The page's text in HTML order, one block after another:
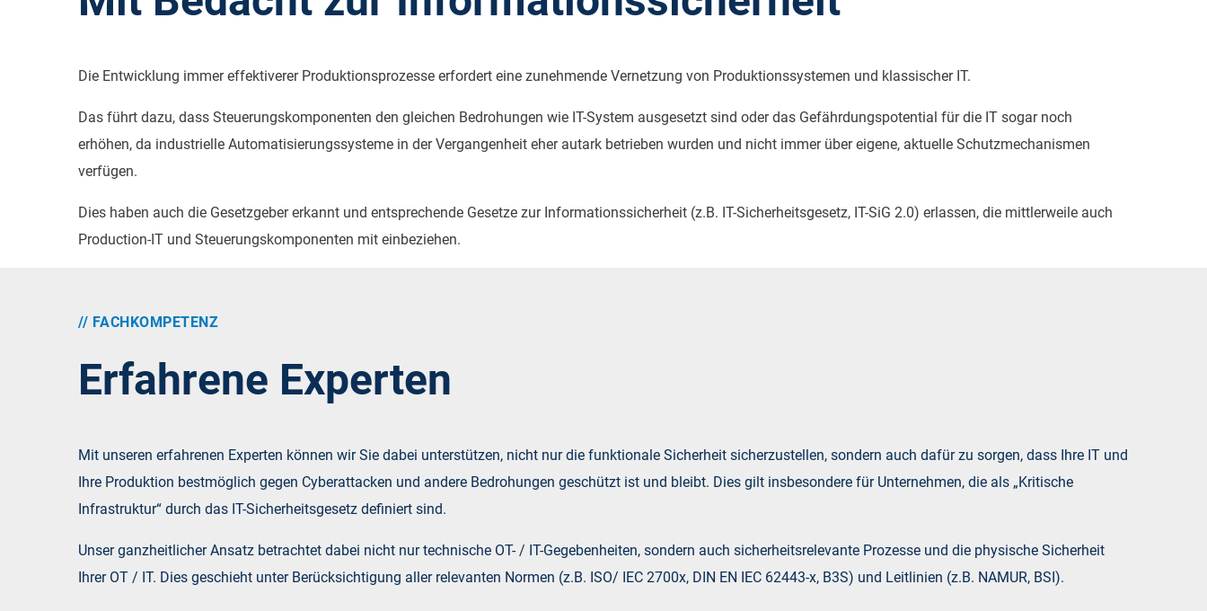
Die Entwicklung immer effektiverer Produktionsprozesse erfordert eine zunehmende Vernetzung von Produktionssystemen und klassischer IT.
Das führt dazu, dass Steuerungskomponenten den gleichen Bedrohungen wie IT-System ausgesetzt sind oder das Gefährdungspotential für die IT sogar noch
erhöhen, da industrielle Automatisierungssysteme in der Vergangenheit eher autark betrieben wurden und nicht immer über eigene, aktuelle Schutzmechanismen
verfügen.
Dies haben auch die Gesetzgeber erkannt und entsprechende Gesetze zur Informationssicherheit (z.B. IT-Sicherheitsgesetz, IT-SiG 2.0) erlassen, die mittlerweile auch
Production-IT und Steuerungskomponenten mit einbeziehen.
// FACHKOMPETENZ
Erfahrene Experten
Mit unseren erfahrenen Experten können wir Sie dabei unterstützen, nicht nur die funktionale Sicherheit sicherzustellen, sondern auch dafür zu sorgen, dass Ihre IT und
Ihre Produktion bestmöglich gegen Cyberattacken und andere Bedrohungen geschützt ist und bleibt. Dies gilt insbesondere für Unternehmen, die als „Kritische
Infrastruktur“ durch das IT-Sicherheitsgesetz definiert sind.
Unser ganzheitlicher Ansatz betrachtet dabei nicht nur technische OT- / IT-Gegebenheiten, sondern auch sicherheitsrelevante Prozesse und die physische Sicherheit
Ihrer OT / IT. Dies geschieht unter Berücksichtigung aller relevanten Normen (z.B. ISO/ IEC 2700x, DIN EN IEC 62443-x, B3S) und Leitlinien (z.B. NAMUR, BSI).